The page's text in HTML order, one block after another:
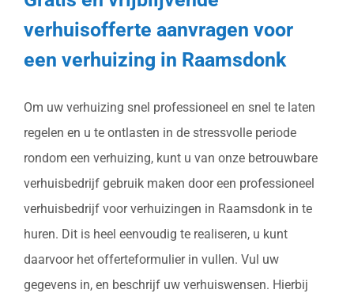
verhuisofferte aanvragen voor
een verhuizing in Raamsdonk
Om uw verhuizing snel professioneel en snel te laten
regelen en u te ontlasten in de stressvolle periode
rondom een verhuizing, kunt u van onze betrouwbare
verhuisbedrijf gebruik maken door een professioneel
verhuisbedrijf voor verhuizingen in Raamsdonk in te
huren. Dit is heel eenvoudig te realiseren, u kunt
daarvoor het offerteformulier in vullen. Vul uw
gegevens in, en beschrijf uw verhuiswensen. Hierbij